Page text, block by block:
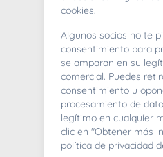
Whoops! Lo
cookies.
Algunos socios no te
consentimiento para
se amparan en su
comercial. Puedes
consentimiento u
procesamiento de
legítimo en cualquier
clic en "Obtener más
política de privacidad